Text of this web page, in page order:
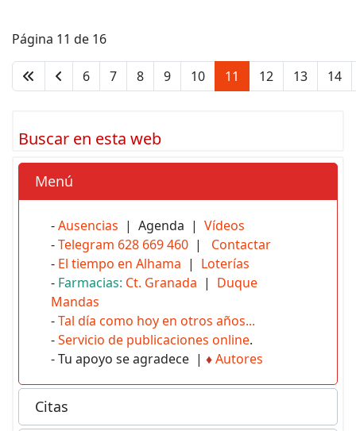
Página 11 de 16
6 7 8 9 10 11 12 13 14
Buscar en esta web
Menú
-Ausencias | Agenda | Vídeos
-Telegram 628 669 460 | Contactar
- El tiempo en Alhama | Loterías
- Farmacias: Ct. Granada | Duque
Mandas
-Tal día como hoy en otros años...
-Servicio de publicaciones online.
- Tu apoyo se agradece | ♦Autores
Citas